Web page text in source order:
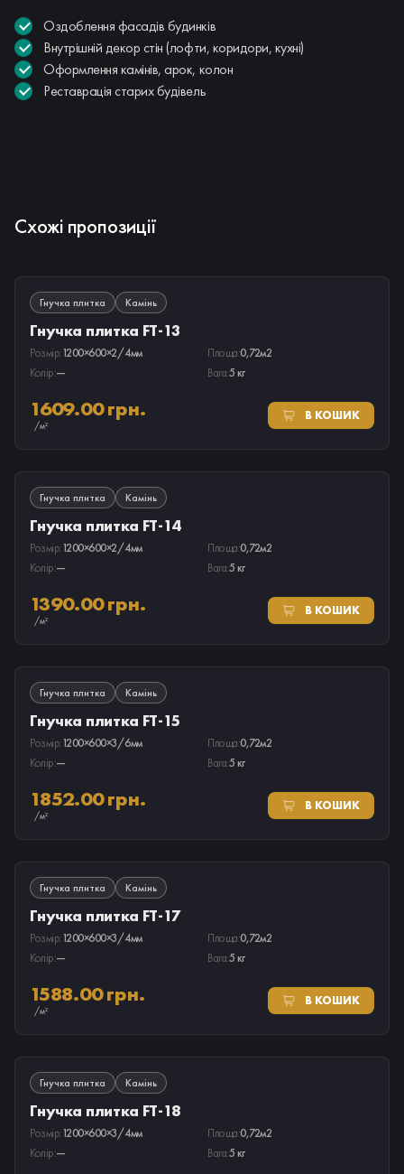
Оздоблення фасадів будинків
Внутрішній декор стін (лофти, коридори, кухні)
Оформлення камінів, арок, колон
Реставрація старих будівель
Схожі пропозиції
ПІД ЗАМОВЛЕННЯ
Гнучка плитка Камінь
Гнучка плитка FT-13
Розмір:1200×600×2/4мм Площа:0,72м2
Колір:— Вага:5 кг
1609.00 грн.
/м²
В КОШИК
ПІД ЗАМОВЛЕННЯ
Гнучка плитка Камінь
Гнучка плитка FT-14
Розмір:1200×600×2/4мм Площа:0,72м2
Колір:— Вага:5 кг
1390.00 грн.
/м²
В КОШИК
ПІД ЗАМОВЛЕННЯ
Гнучка плитка Камінь
Гнучка плитка FT-15
Розмір:1200×600×3/6мм Площа:0,72м2
Колір:— Вага:5 кг
1852.00 грн.
/м²
В КОШИК
ПІД ЗАМОВЛЕННЯ
Гнучка плитка Камінь
Гнучка плитка FT-17
Розмір:1200×600×3/4мм Площа:0,72м2
Колір:— Вага:5 кг
1588.00 грн.
/м²
В КОШИК
ПІД ЗАМОВЛЕННЯ
Гнучка плитка Камінь
Гнучка плитка FT-18
Розмір:1200×600×3/4мм Площа:0,72м2
Колір:— Вага:5 кг